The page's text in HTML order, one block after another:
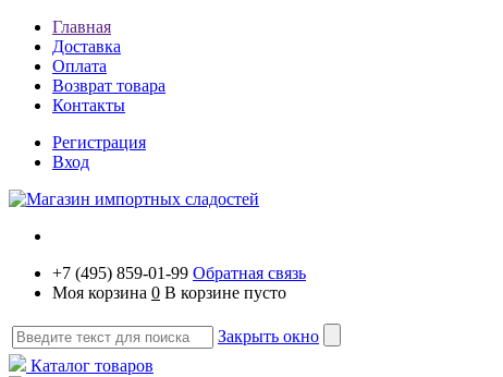
Главная
Доставка
Оплата
Возврат товара
Контакты
Регистрация
Вход
+7 (495) 859-01-99 Обратная связь
Моя корзина 0 В корзине пусто
Закрыть окно
Каталог товаров